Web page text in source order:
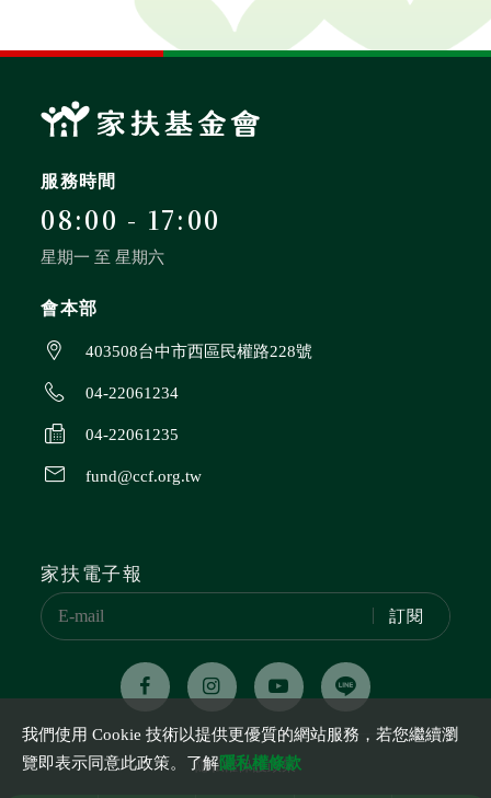
服務時間
08:00 - 17:00
星期一 至 星期六
會本部
403508台中市西區民權路228號
04-22061234
04-22061235
fund@ccf.org.tw
家扶電子報
訂閱
隱私權保護政策
我們使用 Cookie 技術以提供更優質的網站服務，若您繼續瀏
覽即表示同意此政策。了解隱私權條款